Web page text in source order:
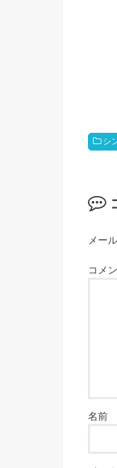
シ
メー
コメ
名前